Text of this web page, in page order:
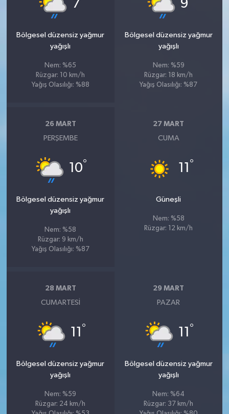
7
Bölgesel düzensiz yağmur
yağışlı
Nem: %65
Rüzgar: 10 km/h
Yağış Olasılığı: %88
9
Bölgesel düzensiz yağmur
yağışlı
Nem: %59
Rüzgar: 18 km/h
Yağış Olasılığı: %87
26 MART
PERŞEMBE
10°
Bölgesel düzensiz yağmur
yağışlı
Nem: %58
Rüzgar: 9 km/h
Yağış Olasılığı: %87
27 MART
CUMA
11 °
Güneşli
Nem: %58
Rüzgar: 12 km/h
28 MART
CUMARTESI
11 °
Bölgesel düzensiz yağmur
yağışlı
Nem: %59
Rüzgar: 24 km/h
29 MART
PAZAR
11 °
Bölgesel düzensiz yağmur
yağışlı
Nem: %64
Rüzgar: 37 km/h